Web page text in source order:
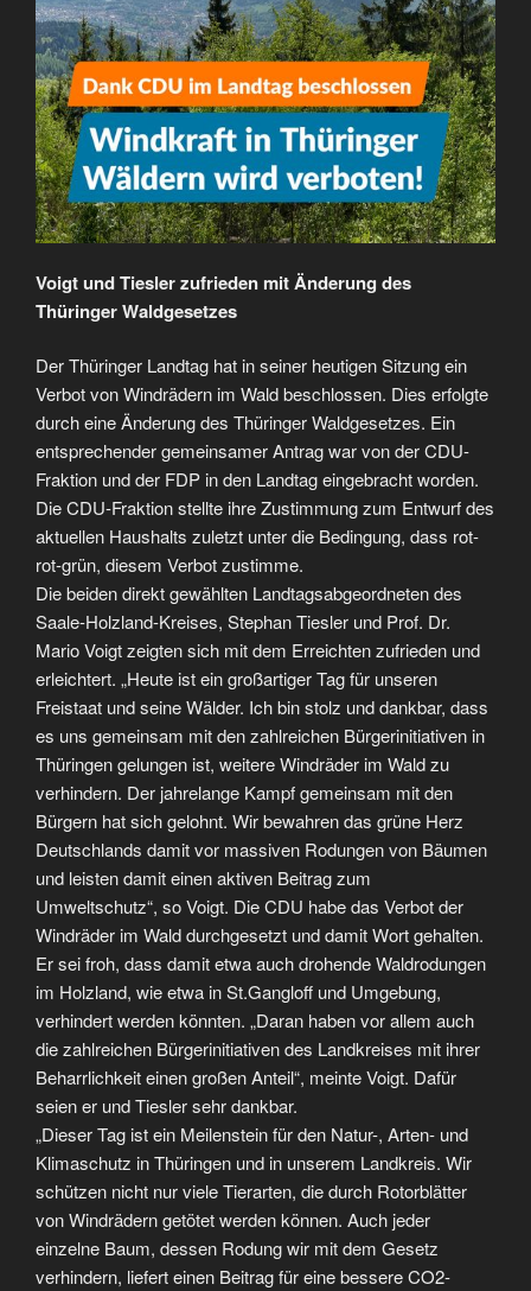
Voigt und Tiesler zufrieden mit Änderung des
Thüringer Waldgesetzes
Der Thüringer Landtag hat in seiner heutigen Sitzung ein
Verbot von Windrädern im Wald beschlossen. Dies erfolgte
durch eine Änderung des Thüringer Waldgesetzes. Ein
entsprechender gemeinsamer Antrag war von der CDU-
Fraktion und der FDP in den Landtag eingebracht worden.
Die CDU-Fraktion stellte ihre Zustimmung zum Entwurf des
aktuellen Haushalts zuletzt unter die Bedingung, dass rot-
rot-grün, diesem Verbot zustimme.
Die beiden direkt gewählten Landtagsabgeordneten des
Saale-Holzland-Kreises, Stephan Tiesler und Prof. Dr.
Mario Voigt zeigten sich mit dem Erreichten zufrieden und
erleichtert. „Heute ist ein großartiger Tag für unseren
Freistaat und seine Wälder. Ich bin stolz und dankbar, dass
es uns gemeinsam mit den zahlreichen Bürgerinitiativen in
Thüringen gelungen ist, weitere Windräder im Wald zu
verhindern. Der jahrelange Kampf gemeinsam mit den
Bürgern hat sich gelohnt. Wir bewahren das grüne Herz
Deutschlands damit vor massiven Rodungen von Bäumen
und leisten damit einen aktiven Beitrag zum
Umweltschutz“, so Voigt. Die CDU habe das Verbot der
Windräder im Wald durchgesetzt und damit Wort gehalten.
Er sei froh, dass damit etwa auch drohende Waldrodungen
im Holzland, wie etwa in St.Gangloff und Umgebung,
verhindert werden könnten. „Daran haben vor allem auch
die zahlreichen Bürgerinitiativen des Landkreises mit ihrer
Beharrlichkeit einen großen Anteil“, meinte Voigt. Dafür
seien er und Tiesler sehr dankbar.
„Dieser Tag ist ein Meilenstein für den Natur-, Arten- und
Klimaschutz in Thüringen und in unserem Landkreis. Wir
schützen nicht nur viele Tierarten, die durch Rotorblätter
von Windrädern getötet werden können. Auch jeder
einzelne Baum, dessen Rodung wir mit dem Gesetz
verhindern, liefert einen Beitrag für eine bessere CO2-